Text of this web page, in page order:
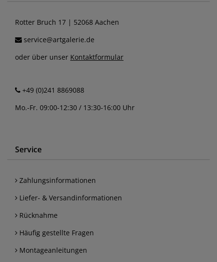
Rotter Bruch 17 | 52068 Aachen
service@artgalerie.de
oder über unser Kontaktformular
+49 (0)241 8869088
Mo.-Fr. 09:00-12:30 / 13:30-16:00 Uhr
Service
Zahlungsinformationen
Liefer- & Versandinformationen
Rücknahme
Häufig gestellte Fragen
Montageanleitungen